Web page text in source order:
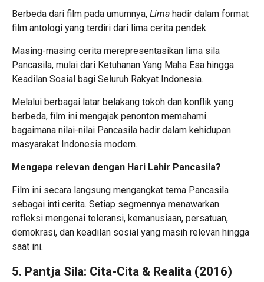
Berbeda dari film pada umumnya, Lima hadir dalam format
film antologi yang terdiri dari lima cerita pendek.
Masing-masing cerita merepresentasikan lima sila
Pancasila, mulai dari Ketuhanan Yang Maha Esa hingga
Keadilan Sosial bagi Seluruh Rakyat Indonesia.
Melalui berbagai latar belakang tokoh dan konflik yang
berbeda, film ini mengajak penonton memahami
bagaimana nilai-nilai Pancasila hadir dalam kehidupan
masyarakat Indonesia modern.
Mengapa relevan dengan Hari Lahir Pancasila?
Film ini secara langsung mengangkat tema Pancasila
sebagai inti cerita. Setiap segmennya menawarkan
refleksi mengenai toleransi, kemanusiaan, persatuan,
demokrasi, dan keadilan sosial yang masih relevan hingga
saat ini.
5. Pantja Sila: Cita-Cita & Realita (2016)